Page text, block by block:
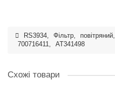
RS3934, Фільтр, повітряний,
700716411, AT341498
Схожі товари